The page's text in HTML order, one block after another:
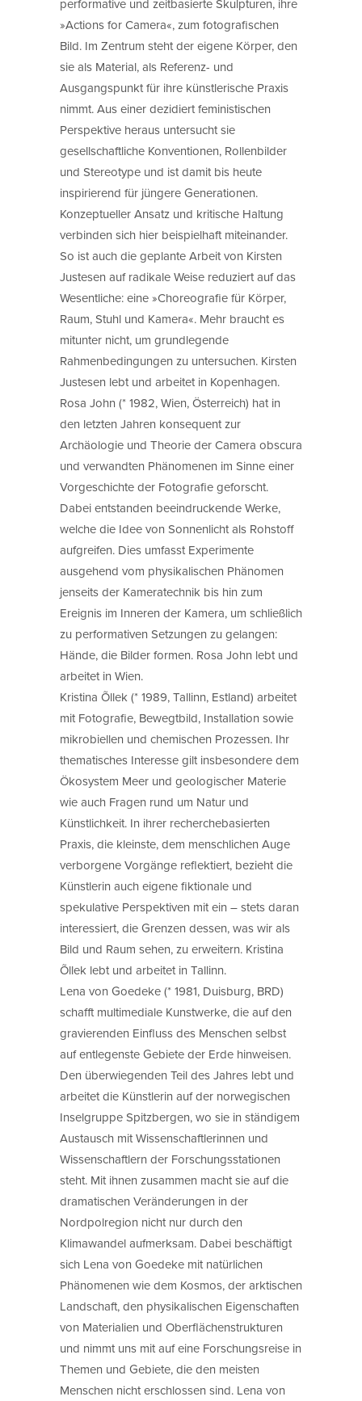
performative und zeitbasierte Skulpturen, ihre
»Actions for Camera«, zum fotografischen
Bild. Im Zentrum steht der eigene Körper, den
sie als Material, als Referenz- und
Ausgangspunkt für ihre künstlerische Praxis
nimmt. Aus einer dezidiert feministischen
Perspektive heraus untersucht sie
gesellschaftliche Konventionen, Rollenbilder
und Stereotype und ist damit bis heute
inspirierend für jüngere Generationen.
Konzeptueller Ansatz und kritische Haltung
verbinden sich hier beispielhaft miteinander.
So ist auch die geplante Arbeit von Kirsten
Justesen auf radikale Weise reduziert auf das
Wesentliche: eine »Choreografie für Körper,
Raum, Stuhl und Kamera«. Mehr braucht es
mitunter nicht, um grundlegende
Rahmenbedingungen zu untersuchen. Kirsten
Justesen lebt und arbeitet in Kopenhagen.
Rosa John (* 1982, Wien, Österreich) hat in
den letzten Jahren konsequent zur
Archäologie und Theorie der Camera obscura
und verwandten Phänomenen im Sinne einer
Vorgeschichte der Fotografie geforscht.
Dabei entstanden beeindruckende Werke,
welche die Idee von Sonnenlicht als Rohstoff
aufgreifen. Dies umfasst Experimente
ausgehend vom physikalischen Phänomen
jenseits der Kameratechnik bis hin zum
Ereignis im Inneren der Kamera, um schließlich
zu performativen Setzungen zu gelangen:
Hände, die Bilder formen. Rosa John lebt und
arbeitet in Wien.
Kristina Õllek (* 1989, Tallinn, Estland) arbeitet
mit Fotografie, Bewegtbild, Installation sowie
mikrobiellen und chemischen Prozessen. Ihr
thematisches Interesse gilt insbesondere dem
Ökosystem Meer und geologischer Materie
wie auch Fragen rund um Natur und
Künstlichkeit. In ihrer recherchebasierten
Praxis, die kleinste, dem menschlichen Auge
verborgene Vorgänge reflektiert, bezieht die
Künstlerin auch eigene fiktionale und
spekulative Perspektiven mit ein – stets daran
interessiert, die Grenzen dessen, was wir als
Bild und Raum sehen, zu erweitern. Kristina
Õllek lebt und arbeitet in Tallinn.
Lena von Goedeke (* 1981, Duisburg, BRD)
schafft multimediale Kunstwerke, die auf den
gravierenden Einfluss des Menschen selbst
auf entlegenste Gebiete der Erde hinweisen.
Den überwiegenden Teil des Jahres lebt und
arbeitet die Künstlerin auf der norwegischen
Inselgruppe Spitzbergen, wo sie in ständigem
Austausch mit Wissenschaftlerinnen und
Wissenschaftlern der Forschungsstationen
steht. Mit ihnen zusammen macht sie auf die
dramatischen Veränderungen in der
Nordpolregion nicht nur durch den
Klimawandel aufmerksam. Dabei beschäftigt
sich Lena von Goedeke mit natürlichen
Phänomenen wie dem Kosmos, der arktischen
Landschaft, den physikalischen Eigenschaften
von Materialien und Oberflächenstrukturen
und nimmt uns mit auf eine Forschungsreise in
Themen und Gebiete, die den meisten
Menschen nicht erschlossen sind. Lena von